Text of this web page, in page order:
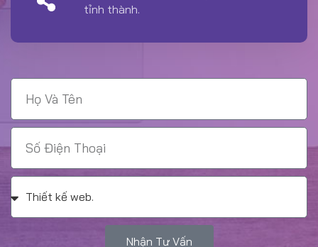
tỉnh thành.
Nhận Tư Vấn